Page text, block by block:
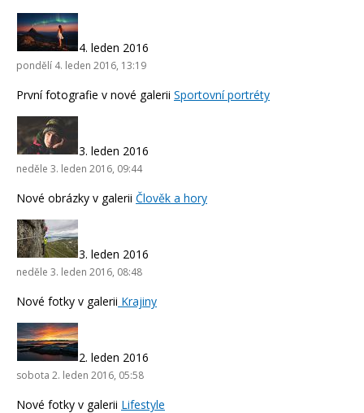
4. leden 2016
pondělí 4. leden 2016, 13:19
První fotografie v nové galerii Sportovní portréty
3. leden 2016
neděle 3. leden 2016, 09:44
Nové obrázky v galerii Člověk a hory
3. leden 2016
neděle 3. leden 2016, 08:48
Nové fotky v galerii Krajiny
2. leden 2016
sobota 2. leden 2016, 05:58
Nové fotky v galerii Lifestyle